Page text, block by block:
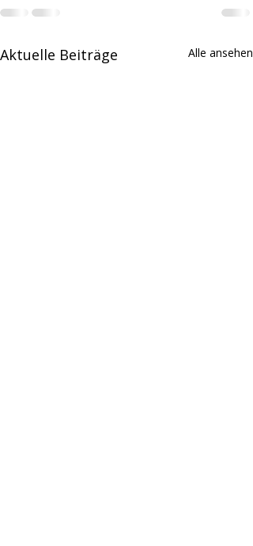
Aktuelle Beiträge Alle ansehen